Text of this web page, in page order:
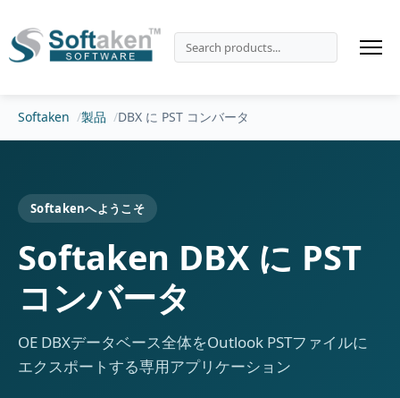
Softaken 製品 DBX に PST コンバータ
Softakenへようこそ
Softaken DBX に PST
コンバータ
OE DBXデータベース全体をOutlook PSTファイルに
エクスポートする専用アプリケーション